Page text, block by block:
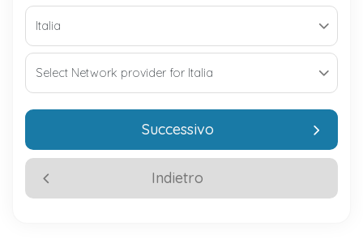
Indietro
Successivo